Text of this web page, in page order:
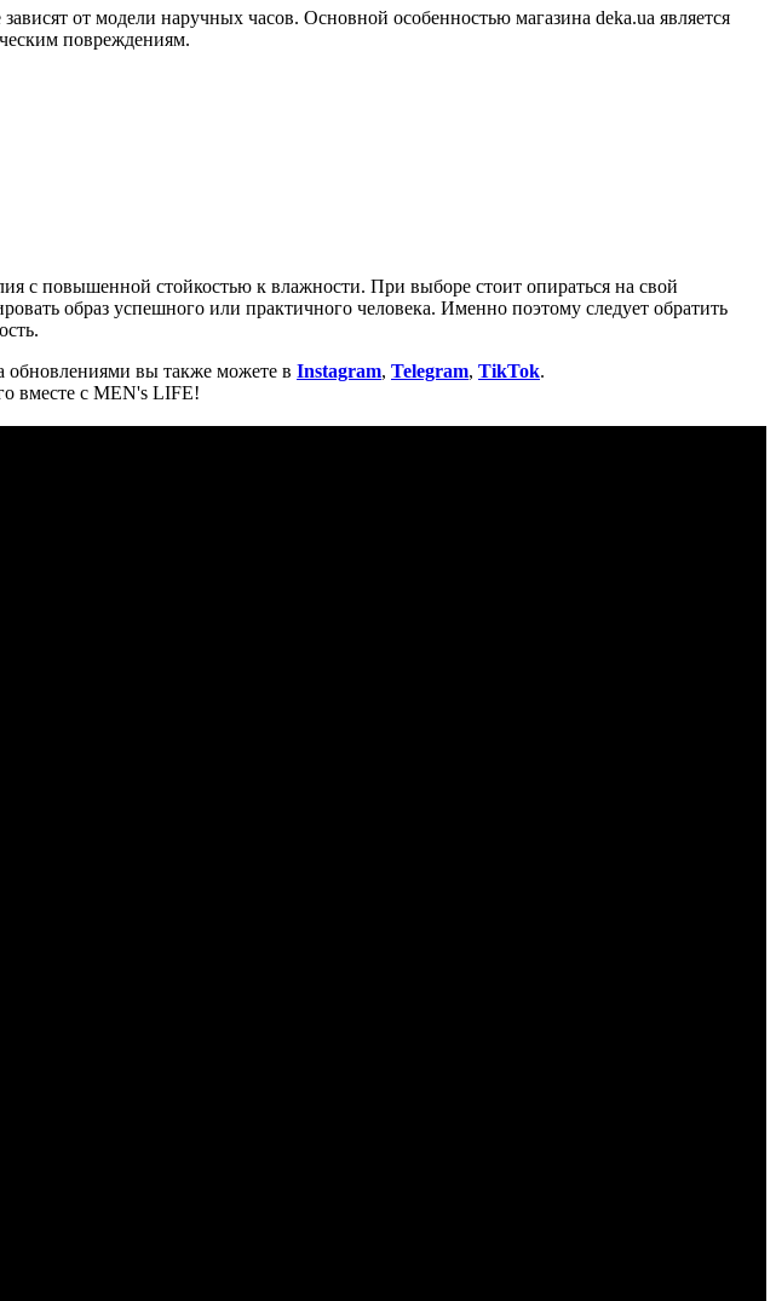
от модели наручных часов. Основной особенностью магазина deka.ua является
повреждениям.
с повышенной стойкостью к влажности. При выборе стоит опираться на свой
образ успешного или практичного человека. Именно поэтому следует обратить
обновлениями вы также можете в Instagram, Telegram, TikTok.
вместе с MEN's LIFE!